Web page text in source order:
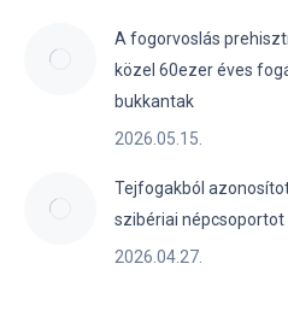
A fogorvoslás
közel 60ezer éves
bukkantak
2026.05.15.
Tejfogakból
szibériai népcsoportot
2026.04.27.